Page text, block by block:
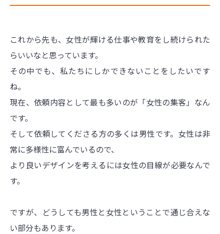
これから先も、女性が輝ける仕事や教育をし続けられた
らいいなと思っています。
その中でも、私たちにしかできないことをしたいです
ね。
現在、依頼内容として最も多いのが「女性の集客」なん
です。
そして依頼してくださる方の多くは男性です。女性は非
常に多様性に富んでいるので、
より良いデザインを考えるには女性の目線が必要なんで
す。
ですが、どうしても男性と女性ということで通じ合えな
い部分もあります。